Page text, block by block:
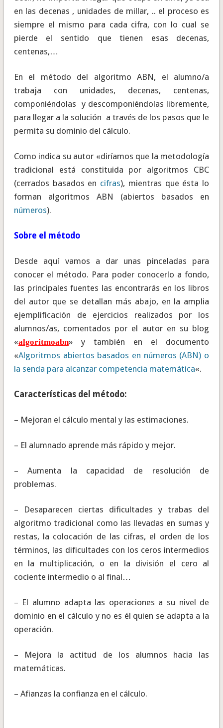
en las decenas , unidades de millar, .. el proceso es
siempre el mismo para cada cifra, con lo cual se
pierde el sentido que tienen esas decenas,
centenas,…
En el método del algoritmo ABN, el alumno/a
trabaja con unidades, decenas, centenas,
componiéndolas y descomponiéndolas libremente,
para llegar a la solución a través de los pasos que le
permita su dominio del cálculo.
Como indica su autor «diríamos que la metodología
tradicional está constituida por algoritmos CBC
(cerrados basados en cifras), mientras que ésta lo
forman algoritmos ABN (abiertos basados en
números).
Sobre el método
Desde aquí vamos a dar unas pinceladas para
conocer el método. Para poder conocerlo a fondo,
las principales fuentes las encontrarás en los libros
del autor que se detallan más abajo, en la amplia
ejemplificación de ejercicios realizados por los
alumnos/as, comentados por el autor en su blog
«algoritmoabn» y también en el documento
«Algoritmos abiertos basados en números (ABN) o
la senda para alcanzar competencia matemática«.
Características del método:
– Mejoran el cálculo mental y las estimaciones.
– El alumnado aprende más rápido y mejor.
– Aumenta la capacidad de resolución de
problemas.
– Desaparecen ciertas dificultades y trabas del
algoritmo tradicional como las llevadas en sumas y
restas, la colocación de las cifras, el orden de los
términos, las dificultades con los ceros intermedios
en la multiplicación, o en la división el cero al
cociente intermedio o al final…
– El alumno adapta las operaciones a su nivel de
dominio en el cálculo y no es él quien se adapta a la
operación.
– Mejora la actitud de los alumnos hacia las
matemáticas.
– Afianzas la confianza en el cálculo.